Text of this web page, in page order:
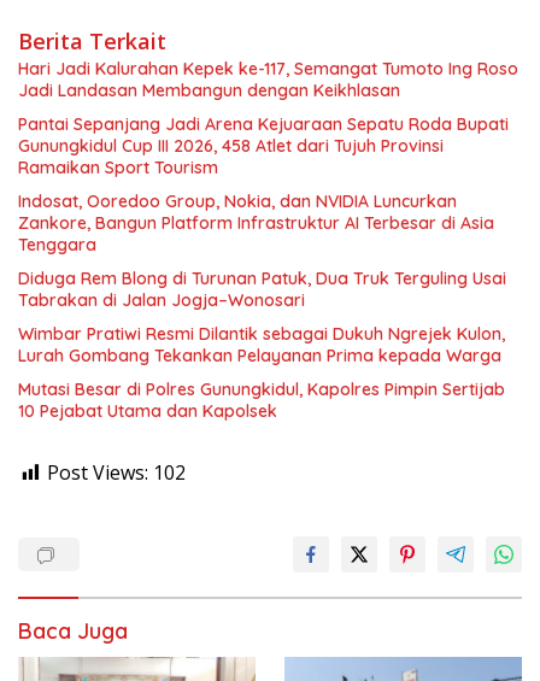
Berita Terkait
Hari Jadi Kalurahan Kepek ke-117, Semangat Tumoto Ing Roso
Jadi Landasan Membangun dengan Keikhlasan
Pantai Sepanjang Jadi Arena Kejuaraan Sepatu Roda Bupati
Gunungkidul Cup III 2026, 458 Atlet dari Tujuh Provinsi
Ramaikan Sport Tourism
Indosat, Ooredoo Group, Nokia, dan NVIDIA Luncurkan
Zankore, Bangun Platform Infrastruktur AI Terbesar di Asia
Tenggara
Diduga Rem Blong di Turunan Patuk, Dua Truk Terguling Usai
Tabrakan di Jalan Jogja–Wonosari
Wimbar Pratiwi Resmi Dilantik sebagai Dukuh Ngrejek Kulon,
Lurah Gombang Tekankan Pelayanan Prima kepada Warga
Mutasi Besar di Polres Gunungkidul, Kapolres Pimpin Sertijab
10 Pejabat Utama dan Kapolsek
Post Views: 102
Baca Juga